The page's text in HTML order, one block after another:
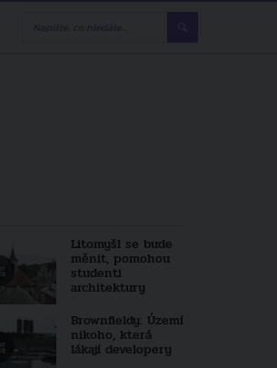
Litomyšl se bude
měnit, pomohou
studenti
architektury
Brownfieldy: Území
nikoho, která
lákají developery